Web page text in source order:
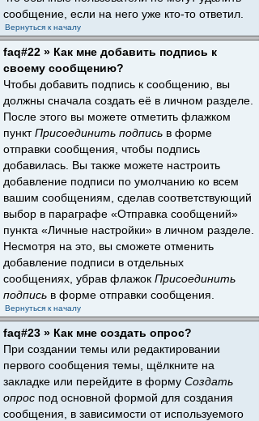
сообщение, если на него уже кто-то ответил.
Вернуться к началу
faq#22 » Как мне добавить подпись к
своему сообщению?
Чтобы добавить подпись к сообщению, вы
должны сначала создать её в личном разделе.
После этого вы можете отметить флажком
пунктПрисоединить подпись в форме
отправки сообщения, чтобы подпись
добавилась. Вы также можете настроить
добавление подписи по умолчанию ко всем
вашим сообщениям, сделав соответствующий
выбор в параграфе «Отправка сообщений»
пункта «Личные настройки» в личном разделе.
Несмотря на это, вы сможете отменить
добавление подписи в отдельных
сообщениях, убрав флажок Присоединить
подпись в форме отправки сообщения.
Вернуться к началу
faq#23 » Как мне создать опрос?
При создании темы или редактировании
первого сообщения темы, щёлкните на
закладке или перейдите в форму Создать
опрос под основной формой для создания
сообщения, в зависимости от используемого